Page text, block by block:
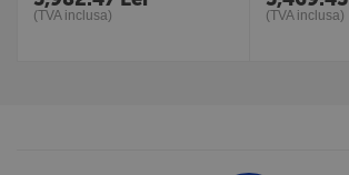
(TVA inclusa) (TVA inclusa)